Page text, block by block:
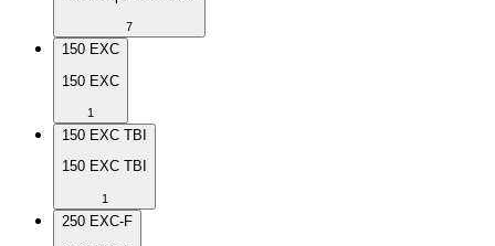
7
150 EXC
150 EXC
1
150 EXC TBI
150 EXC TBI
1
250 EXC-F